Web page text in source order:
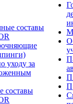
составы
уходу за
составы